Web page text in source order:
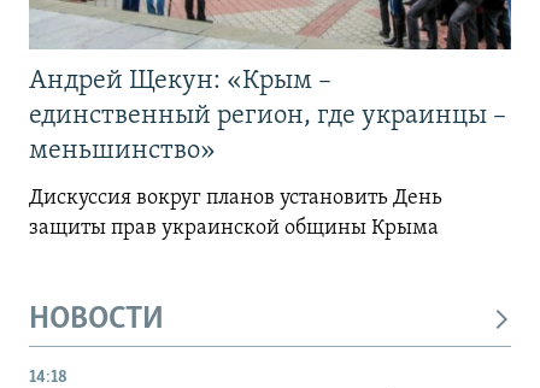
Андрей Щекун: «Крым –
единственный регион, где украинцы –
меньшинство»
Дискуссия вокруг планов установить День
защиты прав украинской общины Крыма
НОВОСТИ
14:18